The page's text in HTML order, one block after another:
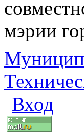
мэрии
Вход